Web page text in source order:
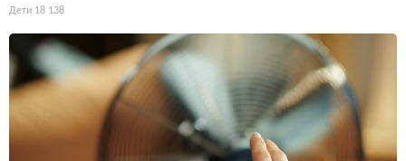
Дети 18 138